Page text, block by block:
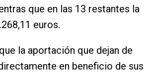
que en las 13 restantes la
euros.
la aportación que dejan de
en beneficio de sus